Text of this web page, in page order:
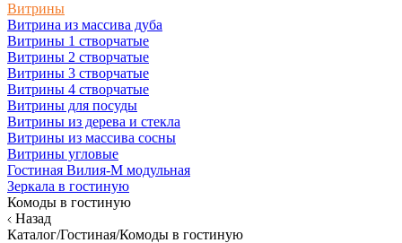
Витрины
Витрина из массива дуба
Витрины 1 створчатые
Витрины 2 створчатые
Витрины 3 створчатые
Витрины 4 створчатые
Витрины для посуды
Витрины из дерева и стекла
Витрины из массива сосны
Витрины угловые
Гостиная Вилия-М модульная
Зеркала в гостиную
Комоды в гостиную
Назад
Каталог/Гостиная/Комоды в гостиную